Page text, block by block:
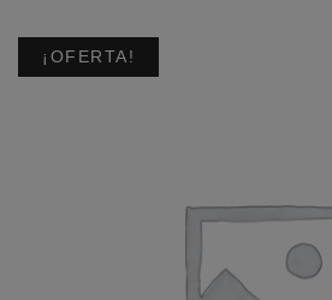
¡OFERTA!